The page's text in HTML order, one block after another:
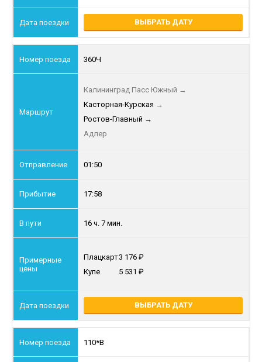
ВЫБРАТЬ ДАТУ
360Ч
Калининград Пасс Южный →
Касторная-Курская →
Ростов-Главный →
Адлер
01:50
17:58
16 ч. 7 мин.
Плацкарт3 176
Купе
5 531
ВЫБРАТЬ ДАТУ
110*В